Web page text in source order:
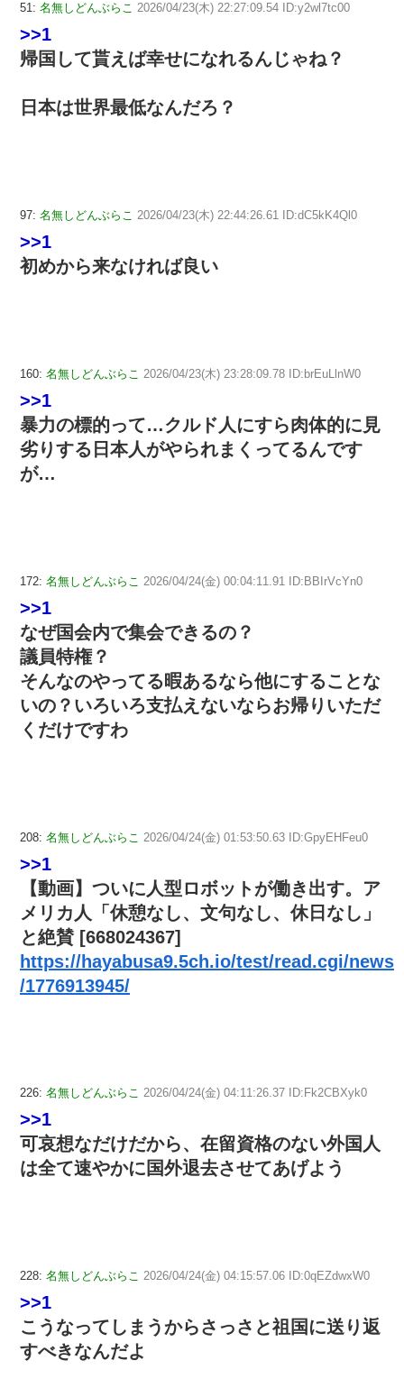
51: 名無しどんぶらこ 2026/04/23(木) 22:27:09.54 ID:y2wl7tc00
>>1
帰国して貰えば幸せになれるんじゃね？
日本は世界最低なんだろ？
97: 名無しどんぶらこ 2026/04/23(木) 22:44:26.61 ID:dC5kK4Ql0
>>1
初めから来なければ良い
160: 名無しどんぶらこ 2026/04/23(木) 23:28:09.78 ID:brEuLlnW0
>>1
暴力の標的って…クルド人にすら肉体的に見
劣りする日本人がやられまくってるんです
が…
172: 名無しどんぶらこ 2026/04/24(金) 00:04:11.91 ID:BBIrVcYn0
>>1
なぜ国会内で集会できるの？
議員特権？
そんなのやってる暇あるなら他にすることな
いの？いろいろ支払えないならお帰りいただ
くだけですわ
208: 名無しどんぶらこ 2026/04/24(金) 01:53:50.63 ID:GpyEHFeu0
>>1
【動画】ついに人型ロボットが働き出す。ア
メリカ人「休憩なし、文句なし、休日なし」
と絶賛 [668024367]
https://hayabusa9.5ch.io/test/read.cgi/news
/1776913945/
226: 名無しどんぶらこ 2026/04/24(金) 04:11:26.37 ID:Fk2CBXyk0
>>1
可哀想なだけだから、在留資格のない外国人
は全て速やかに国外退去させてあげよう
228: 名無しどんぶらこ 2026/04/24(金) 04:15:57.06 ID:0qEZdwxW0
>>1
こうなってしまうからさっさと祖国に送り返
すべきなんだよ